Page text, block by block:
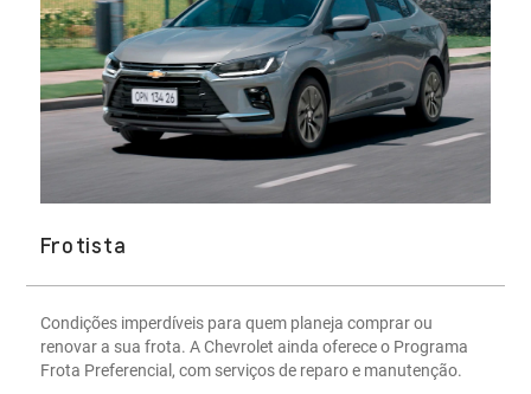
Frotista
Condições imperdíveis para quem planeja comprar ou
renovar a sua frota. A Chevrolet ainda oferece o Programa
Frota Preferencial, com serviços de reparo e manutenção.